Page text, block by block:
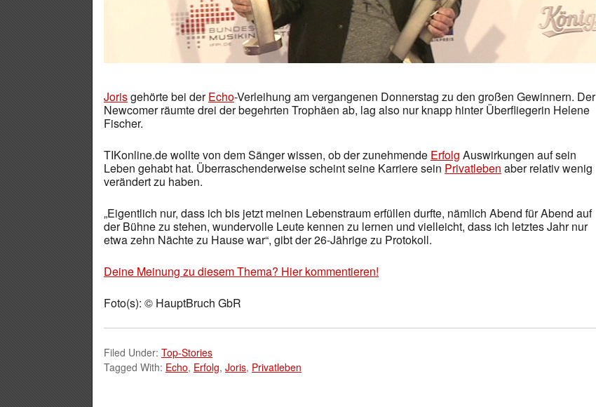
Jorisgehörte bei derEcho-Verleihung am vergangenen Donnerstag zu den großen Gewinnern. Der
Newcomer räumte drei der begehrten Trophäen ab, lag also nur knapp hinter Überfliegerin Helene
Fischer.
TIKonline.de wollte von dem Sänger wissen, ob der zunehmende Erfolg Auswirkungen auf sein
Leben gehabt hat. Überraschenderweise scheint seine Karriere sein Privatleben aber relativ wenig
verändert zu haben.
„Eigentlich nur, dass ich bis jetzt meinen Lebenstraum erfüllen durfte, nämlich Abend für Abend auf
der Bühne zu stehen, wundervolle Leute kennen zu lernen und vielleicht, dass ich letztes Jahr nur
etwa zehn Nächte zu Hause war“, gibt der 26-Jährige zu Protokoll.
Deine Meinung zu diesem Thema? Hier kommentieren!
Foto(s): © HauptBruch GbR
Filed Under: Top-Stories
Tagged With: Echo, Erfolg, Joris, Privatleben